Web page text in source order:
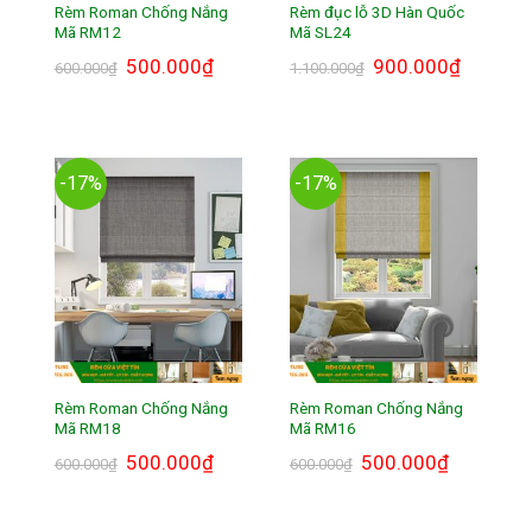
Rèm Roman Chống Nắng
Mã RM12
600.000₫ Giá
gốc
500.000₫Giá
hiện
Rèm đục lỗ 3D Hàn Quốc
Mã SL24
1.100.000₫ Giá
gốc
900.000₫Giá
hiện
-17%
Rèm Roman Chống Nắng
Mã RM18
600.000₫ Giá
gốc
500.000₫Giá
hiện
-17%
Rèm Roman Chống Nắng
Mã RM16
600.000₫ Giá
gốc
500.000₫Giá
hiện